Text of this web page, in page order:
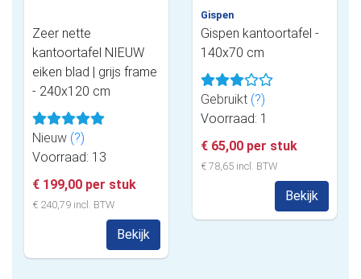
Zeer nette
kantoortafel NIEUW
eiken blad | grijs frame
- 240x120 cm
Nieuw (?)
Voorraad: 13
€ 199,00 per stuk
€ 240,79 incl. BTW
Bekijk
Gispen
Gispen kantoortafel -
140x70 cm
Gebruikt (?)
Voorraad: 1
€ 65,00 per stuk
€ 78,65 incl. BTW
Bekijk